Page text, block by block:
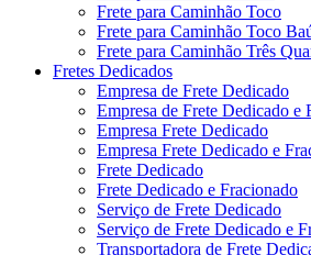
Frete para Caminhão Toco
Frete para Caminhão Toco
Frete para Caminhão Três
Fretes Dedicados
Empresa de Frete Dedicado
Empresa de Frete Dedicado e
Empresa Frete Dedicado
Empresa Frete Dedicado e
Frete Dedicado
Frete Dedicado e Fracionado
Serviço de Frete Dedicado
Serviço de Frete Dedicado e
Transportadora de Frete